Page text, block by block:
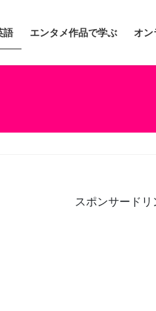
語 エンタメ作品で学ぶ オン
スポンサードリ